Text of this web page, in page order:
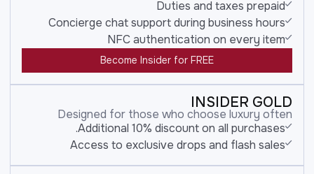
Duties and taxes prepaid
Concierge chat support during business hours
NFC authentication on every item
Become Insider for FREE
INSIDER GOLD
Designed for those who choose luxury often
Additional 10% discount on all purchases.
Access to exclusive drops and flash sales